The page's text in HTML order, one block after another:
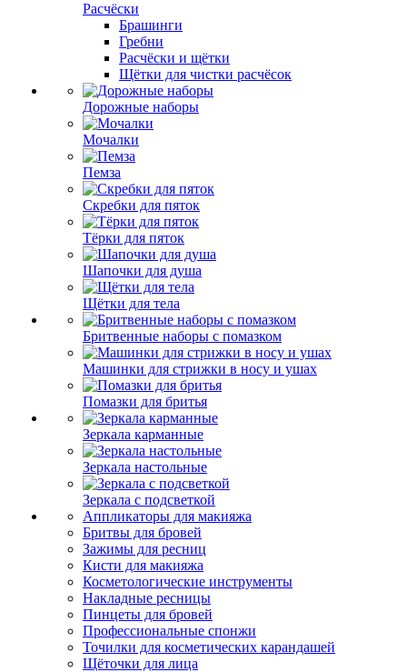
Расчёски
Брашинги
Гребни
Расчёски и щётки
Щётки для чистки расчёсок
Дорожные наборы
Мочалки
Пемза
Скребки для пяток
Тёрки для пяток
Шапочки для душа
Щётки для тела
Бритвенные наборы с помазком
Машинки для стрижки в носу и ушах
Помазки для бритья
Зеркала карманные
Зеркала настольные
Зеркала с подсветкой
Аппликаторы для макияжа
Бритвы для бровей
Зажимы для ресниц
Кисти для макияжа
Косметологические инструменты
Накладные ресницы
Пинцеты для бровей
Профессиональные спонжи
Точилки для косметических карандашей
Щёточки для лица